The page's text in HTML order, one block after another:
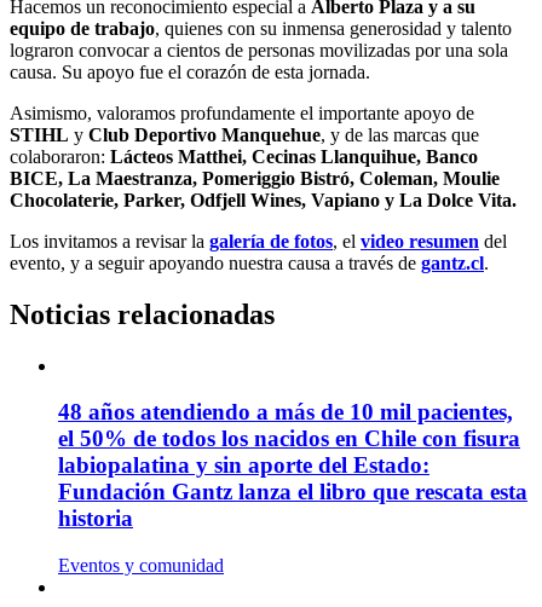
Hacemos un reconocimiento especial a Alberto Plaza y a su
equipo de trabajo, quienes con su inmensa generosidad y talento
lograron convocar a cientos de personas movilizadas por una sola
causa. Su apoyo fue el corazón de esta jornada.
Asimismo, valoramos profundamente el importante apoyo de
STIHL y Club Deportivo Manquehue, y de las marcas que
colaboraron: Lácteos Matthei, Cecinas Llanquihue, Banco
BICE, La Maestranza, Pomeriggio Bistró, Coleman, Moulie
Chocolaterie, Parker, Odfjell Wines, Vapiano y La Dolce Vita.
Los invitamos a revisar la galería de fotos, el video resumen del
evento, y a seguir apoyando nuestra causa a través de gantz.cl.
Noticias relacionadas
48 años atendiendo a más de 10 mil pacientes,
el 50% de todos los nacidos en Chile con fisura
labiopalatina y sin aporte del Estado:
Fundación Gantz lanza el libro que rescata esta
historia
Eventos y comunidad